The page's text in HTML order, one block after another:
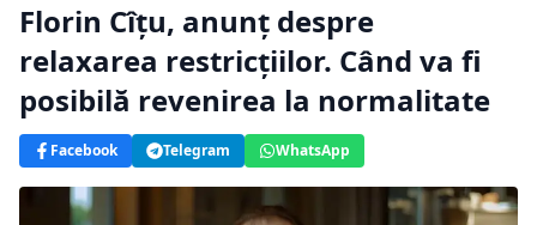
Florin Cîțu, anunț despre
relaxarea restricțiilor. Când va fi
posibilă revenirea la normalitate
Facebook Telegram WhatsApp